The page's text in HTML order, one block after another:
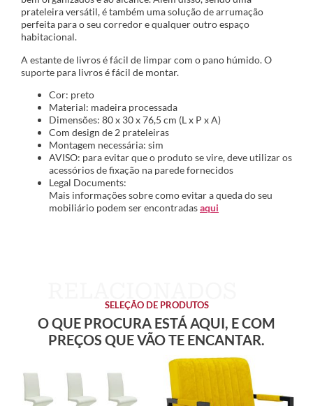
prateleira versátil, é também uma solução de arrumação
perfeita para o seu corredor e qualquer outro espaço
habitacional.
A estante de livros é fácil de limpar com o pano húmido. O
suporte para livros é fácil de montar.
Cor: preto
Material: madeira processada
Dimensões: 80 x 30 x 76,5 cm (L x P x A)
Com design de 2 prateleiras
Montagem necessária: sim
AVISO: para evitar que o produto se vire, deve utilizar os
acessórios de fixação na parede fornecidos
Legal Documents:
Mais informações sobre como evitar a queda do seu
mobiliário podem ser encontradasaqui
SELEÇÃO DE PRODUTOS
O QUE PROCURA ESTÁ AQUI, E COM
PREÇOS QUE VÃO TE ENCANTAR.